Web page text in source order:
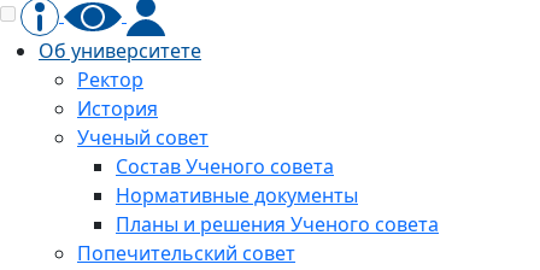
Об университете
Ректор
История
Ученый совет
Состав Ученого совета
Нормативные документы
Планы и решения Ученого совета
Попечительский совет